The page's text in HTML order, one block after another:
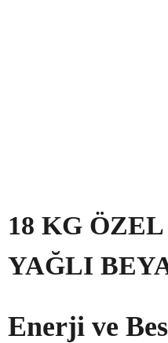
18 KG
YAĞLI
Enerji ve